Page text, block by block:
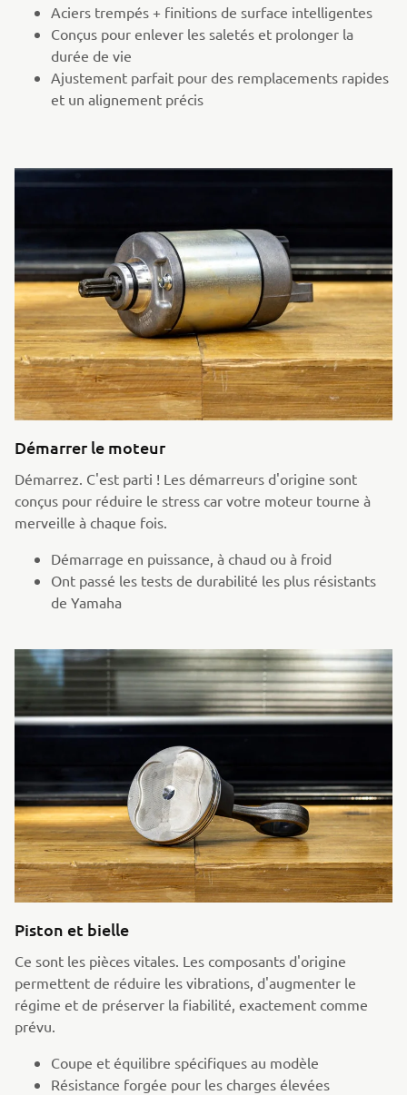
Aciers trempés + finitions de surface intelligentes
Conçus pour enlever les saletés et prolonger la
durée de vie
Ajustement parfait pour des remplacements rapides
et un alignement précis
Démarrer le moteur
Démarrez. C'est parti ! Les démarreurs d'origine sont
conçus pour réduire le stress car votre moteur tourne à
merveille à chaque fois.
Démarrage en puissance, à chaud ou à froid
Ont passé les tests de durabilité les plus résistants
de Yamaha
Piston et bielle
Ce sont les pièces vitales. Les composants d'origine
permettent de réduire les vibrations, d'augmenter le
régime et de préserver la fiabilité, exactement comme
prévu.
Coupe et équilibre spécifiques au modèle
Résistance forgée pour les charges élevées